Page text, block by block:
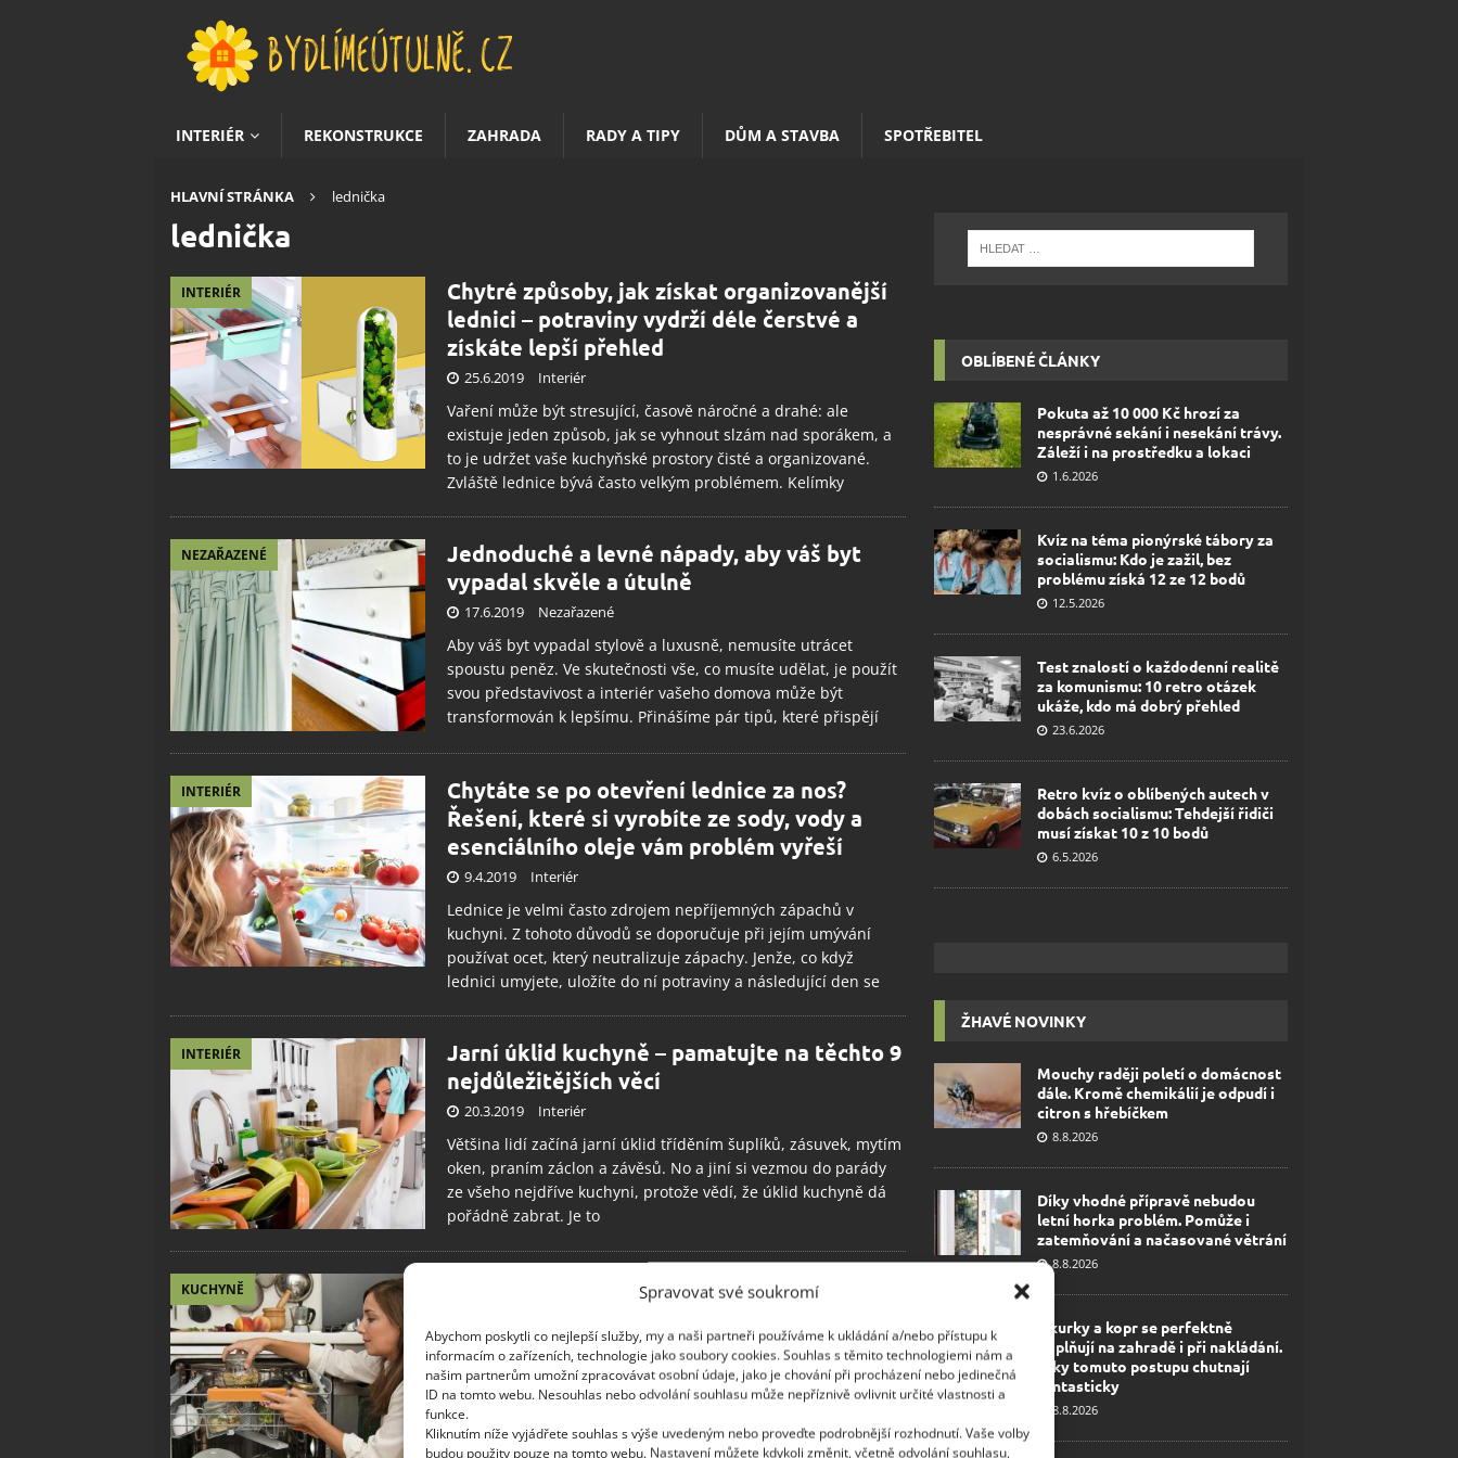
Spravovat své soukromí
Abychom poskytli co nejlepší služby, my a naši partneři používáme k ukládání a/nebo přístupu k
informacím o zařízeních, technologie jako soubory cookies. Souhlas s těmito technologiemi nám a
našim partnerům umožní zpracovávat osobní údaje, jako je chování při procházení nebo jedinečná
ID na tomto webu. Nesouhlas nebo odvolání souhlasu může nepříznivě ovlivnit určité vlastnosti a
funkce.
Kliknutím níže vyjádřete souhlas s výše uvedeným nebo proveďte podrobnější rozhodnutí. Vaše volby
budou použity pouze na tomto webu. Nastavení můžete kdykoli změnit, včetně odvolání souhlasu,
INTERIÉR REKONSTRUKCE ZAHRADA RADY A TIPY DŮM A STAVBA SPOTŘEBITEL
HLAVNÍ STRÁNKA lednička
lednička
INTERIÉR
Chytré způsoby, jak získat organizovanější
lednici – potraviny vydrží déle čerstvé a
získáte lepší přehled
25.6.2019 Interiér
Vaření může být stresující, časově náročné a drahé: ale
existuje jeden způsob, jak se vyhnout slzám nad sporákem, a
to je udržet vaše kuchyňské prostory čisté a organizované.
Zvláště lednice bývá často velkým problémem. Kelímky
NEZAŘAZENÉ
Jednoduché a levné nápady, aby váš byt
vypadal skvěle a útulně
17.6.2019 Nezařazené
Aby váš byt vypadal stylově a luxusně, nemusíte utrácet
spoustu peněz. Ve skutečnosti vše, co musíte udělat, je použít
svou představivost a interiér vašeho domova může být
transformován k lepšímu. Přinášíme pár tipů, které přispějí
INTERIÉR
Chytáte se po otevření lednice za nos?
Řešení, které si vyrobíte ze sody, vody a
esenciálního oleje vám problém vyřeší
9.4.2019 Interiér
Lednice je velmi často zdrojem nepříjemných zápachů v
kuchyni. Z tohoto důvodů se doporučuje při jejím umývání
používat ocet, který neutralizuje zápachy. Jenže, co když
lednici umyjete, uložíte do ní potraviny a následující den se
INTERIÉR
Jarní úklid kuchyně – pamatujte na těchto 9
nejdůležitějších věcí
20.3.2019 Interiér
Většina lidí začíná jarní úklid tříděním šuplíků, zásuvek, mytím
oken, praním záclon a závěsů. No a jiní si vezmou do parády
ze všeho nejdříve kuchyni, protože vědí, že úklid kuchyně dá
pořádně zabrat. Je to
KUCHYNĚ
Neobvyklé využití myčky na nádobí aneb 8
běžného nádobí
25.2.2019 Kuchyně
Myčku nádobí má většina hospodyněk spojenou pouze s
mytím nádobí. Pravdou však je, že myčku lze využít i jinak, než
OBLÍBENÉ ČLÁNKY
Pokuta až 10 000 Kč hrozí za
nesprávné sekání i nesekání trávy.
Záleží i na prostředku a lokaci
1.6.2026
Kvíz na téma pionýrské tábory za
socialismu: Kdo je zažil, bez
problému získá 12 ze 12 bodů
12.5.2026
Test znalostí o každodenní realitě
za komunismu: 10 retro otázek
ukáže, kdo má dobrý přehled
23.6.2026
Retro kvíz o oblíbených autech v
dobách socialismu: Tehdejší řidiči
musí získat 10 z 10 bodů
6.5.2026
ŽHAVÉ NOVINKY
Mouchy raději poletí o domácnost
dále. Kromě chemikálií je odpudí i
citron s hřebíčkem
8.8.2026
Díky vhodné přípravě nebudou
letní horka problém. Pomůže i
zatemňování a načasované větrání
8.8.2026
Okurky a kopr se perfektně
doplňují na zahradě i při nakládání.
Díky tomuto postupu chutnají
fantasticky
8.8.2026